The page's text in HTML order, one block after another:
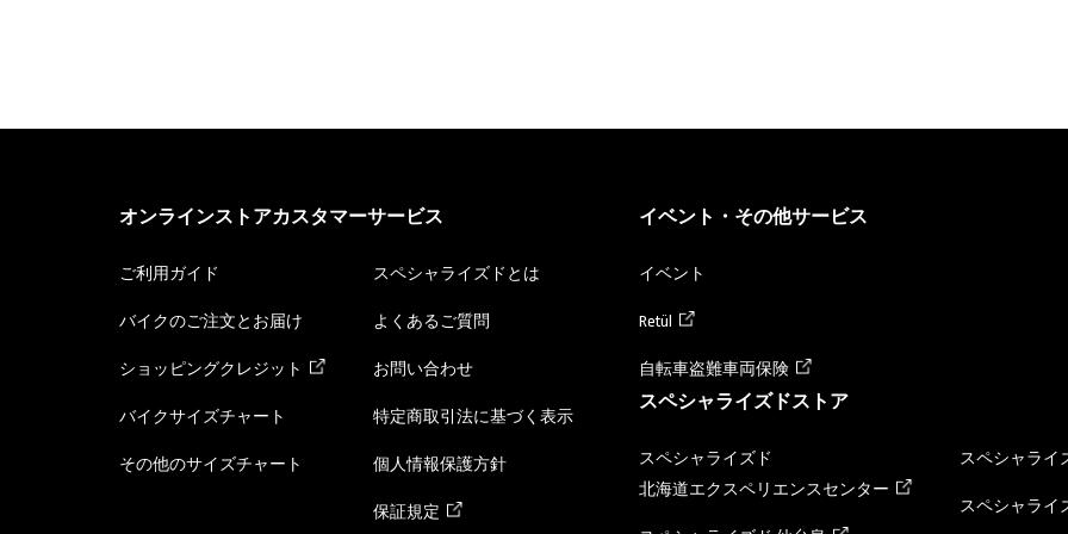
オンラインストアカスタマーサービス
ご利用ガイド
バイクのご注文とお届け
ショッピングクレジット
バイクサイズチャート
その他のサイズチャート
スペシャライズドとは
よくあるご質問
お問い合わせ
特定商取引法に基づく表示
個人情報保護方針
保証規定
イベント・その他サービス
イベント
Retül
自転車盗難車両保険
スペシャライズドストア
スペシャライズド
北海道エクスペリエンスセンター
スペシャライ
スペシャライ